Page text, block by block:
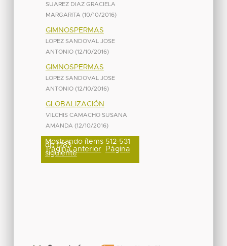
SUAREZ DIAZ GRACIELA
MARGARITA (10/10/2016)
GIMNOSPERMAS
LOPEZ SANDOVAL JOSE
ANTONIO (12/10/2016)
GIMNOSPERMAS
LOPEZ SANDOVAL JOSE
ANTONIO (12/10/2016)
GLOBALIZACIÓN
VILCHIS CAMACHO SUSANA
AMANDA (12/10/2016)
Mostrando ítems 512-531
de 1283
Página anterior Página
siguiente